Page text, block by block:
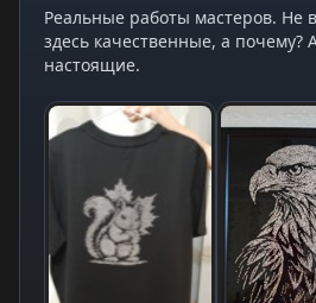
Реальные работы мастеров. Не
здесь качественные, а почему?
настоящие.